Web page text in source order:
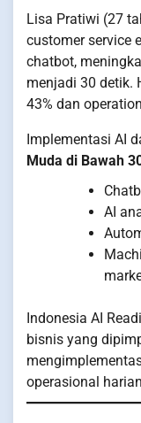
Lisa Pratiwi (27
customer service
chatbot,
menjadi 30 detik.
43% dan
Implementasi AI
Muda di Bawah
AI
Indonesia AI
bisnis yang
operasional